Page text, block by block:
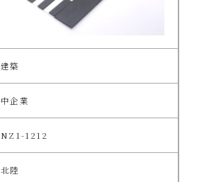
建築
中企業
NZ1-1212
北陸